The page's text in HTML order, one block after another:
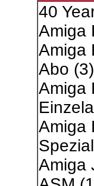
40
Amiga
Amiga
Abo (3)
Amiga
Amiga
Spezial
Amiga